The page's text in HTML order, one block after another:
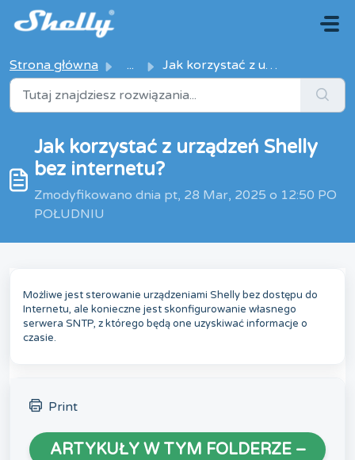
Przejdź do głównej treści
Strona główna ... Jak korzystać z urządzeń Shelly bez internetu?
Jak korzystać z urządzeń Shelly
bez internetu?
Zmodyfikowano dnia pt, 28 Mar, 2025 o 12:50 PO
POŁUDNIU
Możliwe jest sterowanie urządzeniami Shelly bez dostępu do
Internetu, ale konieczne jest skonfigurowanie własnego
serwera SNTP, z którego będą one uzyskiwać informacje o
czasie.
Print
ARTYKUŁY W TYM FOLDERZE –